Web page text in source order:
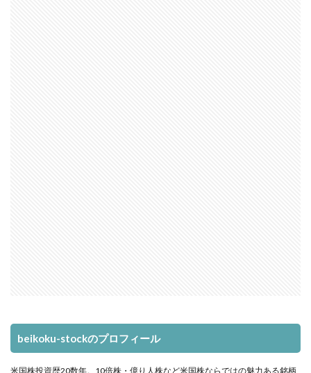
beikoku-stockのプロフィール
米国株投資歴20数年。10倍株・億り人株など米国株ならではの魅力ある銘柄